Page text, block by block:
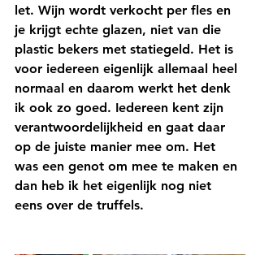
let. Wijn wordt verkocht per fles en
je krijgt echte glazen, niet van die
plastic bekers met statiegeld. Het is
voor iedereen eigenlijk allemaal heel
normaal en daarom werkt het denk
ik ook zo goed. Iedereen kent zijn
verantwoordelijkheid en gaat daar
op de juiste manier mee om. Het
was een genot om mee te maken en
dan heb ik het eigenlijk nog niet
eens over de truffels.